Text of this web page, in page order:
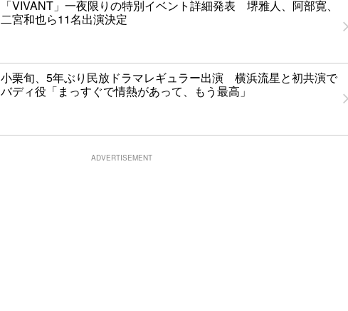
「VIVANT」一夜限りの特別イベント詳細発表 堺雅人、阿部寛、
二宮和也ら11名出演決定
小栗旬、5年ぶり民放ドラマレギュラー出演 横浜流星と初共演で
バディ役「まっすぐで情熱があって、もう最高」
ADVERTISEMENT